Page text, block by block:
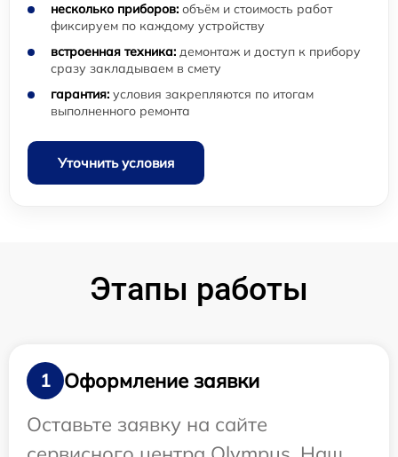
несколько приборов: объём и стоимость работ
фиксируем по каждому устройству
встроенная техника: демонтаж и доступ к прибору
сразу закладываем в смету
гарантия: условия закрепляются по итогам
выполненного ремонта
Уточнить условия
Этапы работы
1
Оформление заявки
Оставьте заявку на сайте